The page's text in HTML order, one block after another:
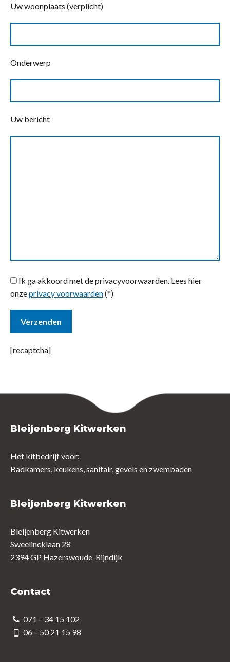
Uw woonplaats (verplicht)
Onderwerp
Uw bericht
Ik ga akkoord met de privacyvoorwaarden. Lees hier
onzeprivacy voorwaarden(*)
[recaptcha]
Bleijenberg Kitwerken
Het kitbedrijf voor:
Badkamers, keukens, sanitair, gevels en zwembaden
Bleijenberg Kitwerken
Bleijenberg Kitwerken
Sweelincklaan 28
2394 GP Hazerswoude-Rijndijk
Contact
071 – 34 15 102
06 – 50 21 15 98